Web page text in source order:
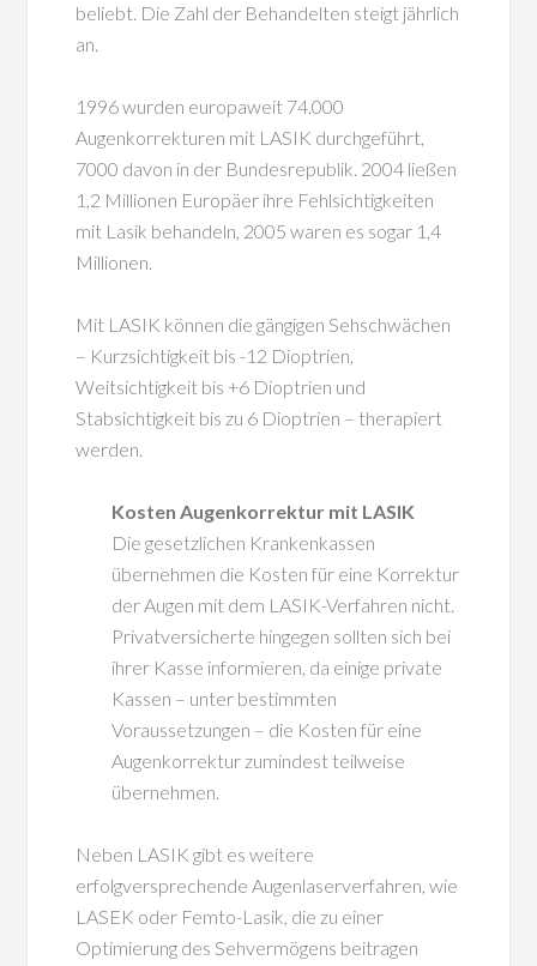
beliebt. Die Zahl der Behandelten steigt jährlich
an.
1996 wurden europaweit 74.000
Augenkorrekturen mit LASIK durchgeführt,
7000 davon in der Bundesrepublik. 2004 ließen
1,2 Millionen Europäer ihre Fehlsichtigkeiten
mit Lasik behandeln, 2005 waren es sogar 1,4
Millionen.
Mit LASIK können die gängigen Sehschwächen
– Kurzsichtigkeit bis -12 Dioptrien,
Weitsichtigkeit bis +6 Dioptrien und
Stabsichtigkeit bis zu 6 Dioptrien – therapiert
werden.
Kosten Augenkorrektur mit LASIK
Die gesetzlichen Krankenkassen
übernehmen die Kosten für eine Korrektur
der Augen mit dem LASIK-Verfahren nicht.
Privatversicherte hingegen sollten sich bei
ihrer Kasse informieren, da einige private
Kassen – unter bestimmten
Voraussetzungen – die Kosten für eine
Augenkorrektur zumindest teilweise
übernehmen.
Neben LASIK gibt es weitere
erfolgversprechende Augenlaserverfahren, wie
LASEK oder Femto-Lasik, die zu einer
Optimierung des Sehvermögens beitragen